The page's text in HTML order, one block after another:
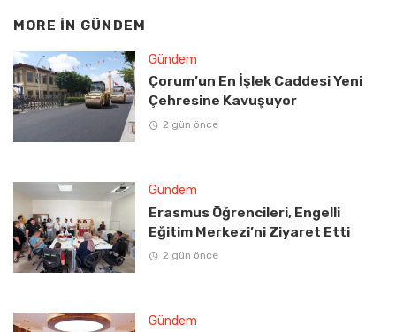
MORE IN GÜNDEM
Gündem
Çorum’un En İşlek Caddesi Yeni
Çehresine Kavuşuyor
2 gün önce
Gündem
Erasmus Öğrencileri, Engelli
Eğitim Merkezi’ni Ziyaret Etti
2 gün önce
Gündem